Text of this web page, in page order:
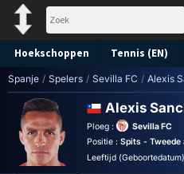
Hoekschoppen Tennis (EN)
Voorspelling
Spanje / Spelers / Sevilla FC / Alexis
Alexis
Ploeg : Sevilla FC
Positie : Spits - Tweede
Leeftijd